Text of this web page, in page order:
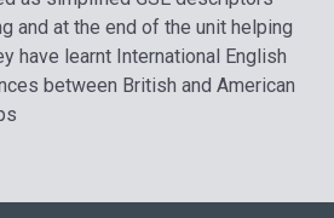
and at the end of the unit helping
have learnt International English
between British and American